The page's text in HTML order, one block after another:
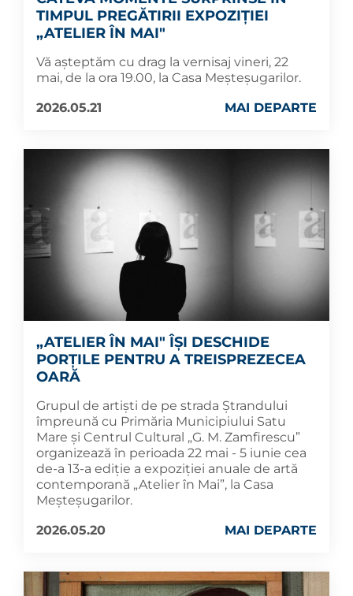
TIMPUL PREGĂTIRII EXPOZIȚIEI
„ATELIER ÎN MAI"
Vă așteptăm cu drag la vernisaj vineri, 22
mai, de la ora 19.00, la Casa Meșteșugarilor.
2026.05.21
MAI DEPARTE
„ATELIER ÎN MAI" ÎȘI DESCHIDE
PORȚILE PENTRU A TREISPREZECEA
OARĂ
Grupul de artiști de pe strada Ștrandului
împreună cu Primăria Municipiului Satu
Mare și Centrul Cultural „G. M. Zamfirescu”
organizează în perioada 22 mai - 5 iunie cea
de-a 13-a ediție a expoziției anuale de artă
contemporană „Atelier în Mai”, la Casa
Meșteșugarilor.
2026.05.20
MAI DEPARTE